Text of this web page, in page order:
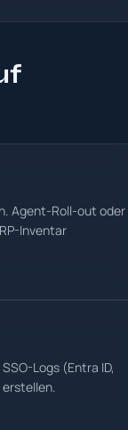
Agent-Roll-out oder
Inventar
Logs (Entra ID,
erstellen.